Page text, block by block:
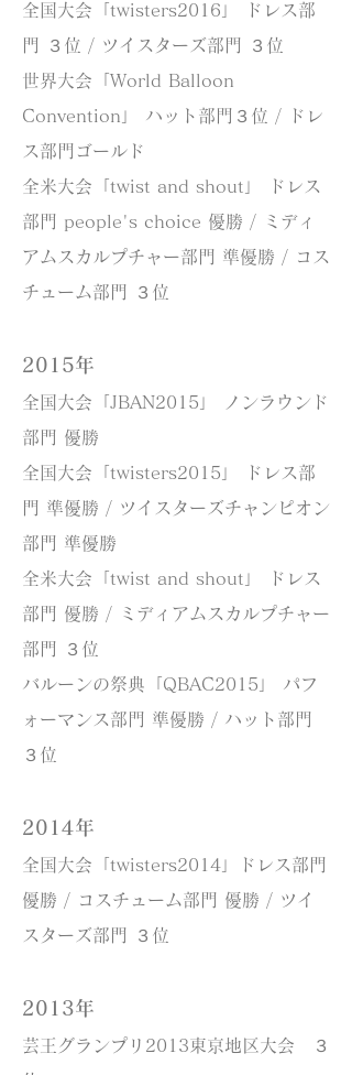
全国大会「twisters2016」 ドレス部
門 ３位 / ツイスターズ部門 ３位
世界大会「World Balloon
Convention」 ハット部門３位 / ドレ
ス部門ゴールド
全米大会「twist and shout」 ドレス
部門 people's choice 優勝 / ミディ
アムスカルプチャー部門 準優勝 / コス
チューム部門 ３位
2015年
全国大会「JBAN2015」 ノンラウンド
部門 優勝
全国大会「twisters2015」 ドレス部
門 準優勝 / ツイスターズチャンピオン
部門 準優勝
全米大会「twist and shout」 ドレス
部門 優勝 / ミディアムスカルプチャー
部門 ３位
バルーンの祭典「QBAC2015」 パフ
ォーマンス部門 準優勝 / ハット部門
３位
2014年
全国大会「twisters2014」ドレス部門
優勝 / コスチューム部門 優勝 / ツイ
スターズ部門 ３位
2013年
芸王グランプリ2013東京地区大会 ３